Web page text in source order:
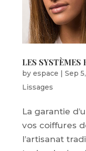
LES SYSTÈMES
by espace | Sep
Lissages
La garantie
vos coiffures
l’artisanat